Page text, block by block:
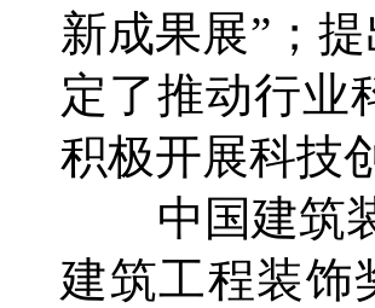
新成果展”；
定了推动行业
积极开展科技
中国建筑装
建筑工程装饰